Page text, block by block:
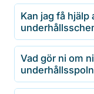
Kan jag få
Vad gör ni om